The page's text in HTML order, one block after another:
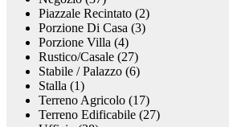
Piazzale Recintato (2)
Porzione Di Casa (3)
Porzione Villa (4)
Rustico/Casale (27)
Stabile / Palazzo (6)
Stalla (1)
Terreno Agricolo (17)
Terreno Edificabile (27)